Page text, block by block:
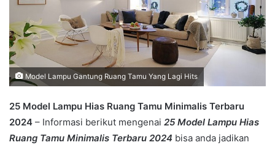
Model Lampu Gantung Ruang Tamu Yang Lagi Hits
25 Model Lampu Hias Ruang Tamu Minimalis Terbaru
2024 – Informasi berikut mengenai 25 Model Lampu Hias
Ruang Tamu Minimalis Terbaru 2024 bisa anda jadikan